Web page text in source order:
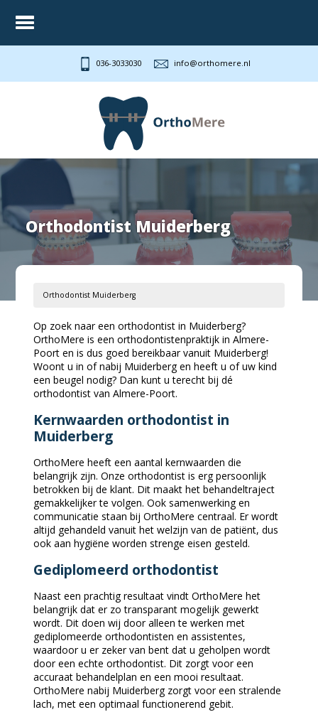
036-3033030 info@orthomere.nl
Orthodontist Muiderberg
Orthodontist Muiderberg
Op zoek naar een orthodontist in Muiderberg?
OrthoMere is een orthodontistenpraktijk in Almere-
Poort en is dus goed bereikbaar vanuit Muiderberg!
Woont u in of nabij Muiderberg en heeft u of uw kind
een beugel nodig? Dan kunt u terecht bij dé
orthodontist van Almere-Poort.
Kernwaarden orthodontist in
Muiderberg
OrthoMere heeft een aantal kernwaarden die
belangrijk zijn. Onze orthodontist is erg persoonlijk
betrokken bij de klant. Dit maakt het behandeltraject
gemakkelijker te volgen. Ook samenwerking en
communicatie staan bij OrthoMere centraal. Er wordt
altijd gehandeld vanuit het welzijn van de patiënt, dus
ook aan hygiëne worden strenge eisen gesteld.
Gediplomeerd orthodontist
Naast een prachtig resultaat vindt OrthoMere het
belangrijk dat er zo transparant mogelijk gewerkt
wordt. Dit doen wij door alleen te werken met
gediplomeerde orthodontisten en assistentes,
waardoor u er zeker van bent dat u geholpen wordt
door een echte orthodontist. Dit zorgt voor een
accuraat behandelplan en een mooi resultaat.
OrthoMere nabij Muiderberg zorgt voor een stralende
lach, met een optimaal functionerend gebit.